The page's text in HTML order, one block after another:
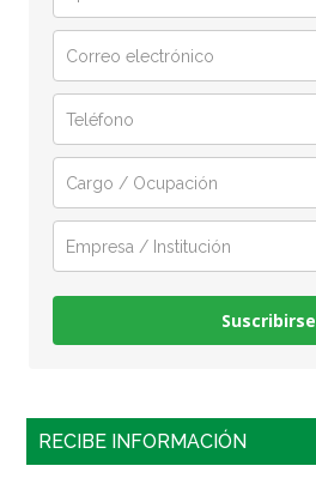
Suscribirse
RECIBE INFORMACIÓN